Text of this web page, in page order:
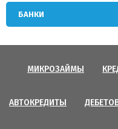
БАНКИ
МИКРОЗАЙМЫ
АВТОКРЕДИТЫ